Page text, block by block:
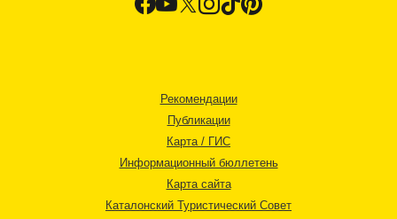
Рекомендации
Публикации
Карта / ГИС
Информационный бюллетень
Карта сайта
Каталонский Туристический Совет